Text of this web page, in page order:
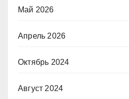
Май 2026
Апрель 2026
Октябрь 2024
Август 2024